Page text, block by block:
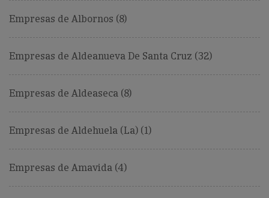
Empresas de Albornos (8)
Empresas de Aldeanueva De Santa Cruz (32)
Empresas de Aldeaseca (8)
Empresas de Aldehuela (La) (1)
Empresas de Amavida (4)